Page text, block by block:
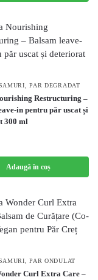
,PAR DEGRADAT
Restructuring –
in pentru păr uscat și
300 ml
Adaugă în coș
,PAR ONDULAT
Curl Extra Care –